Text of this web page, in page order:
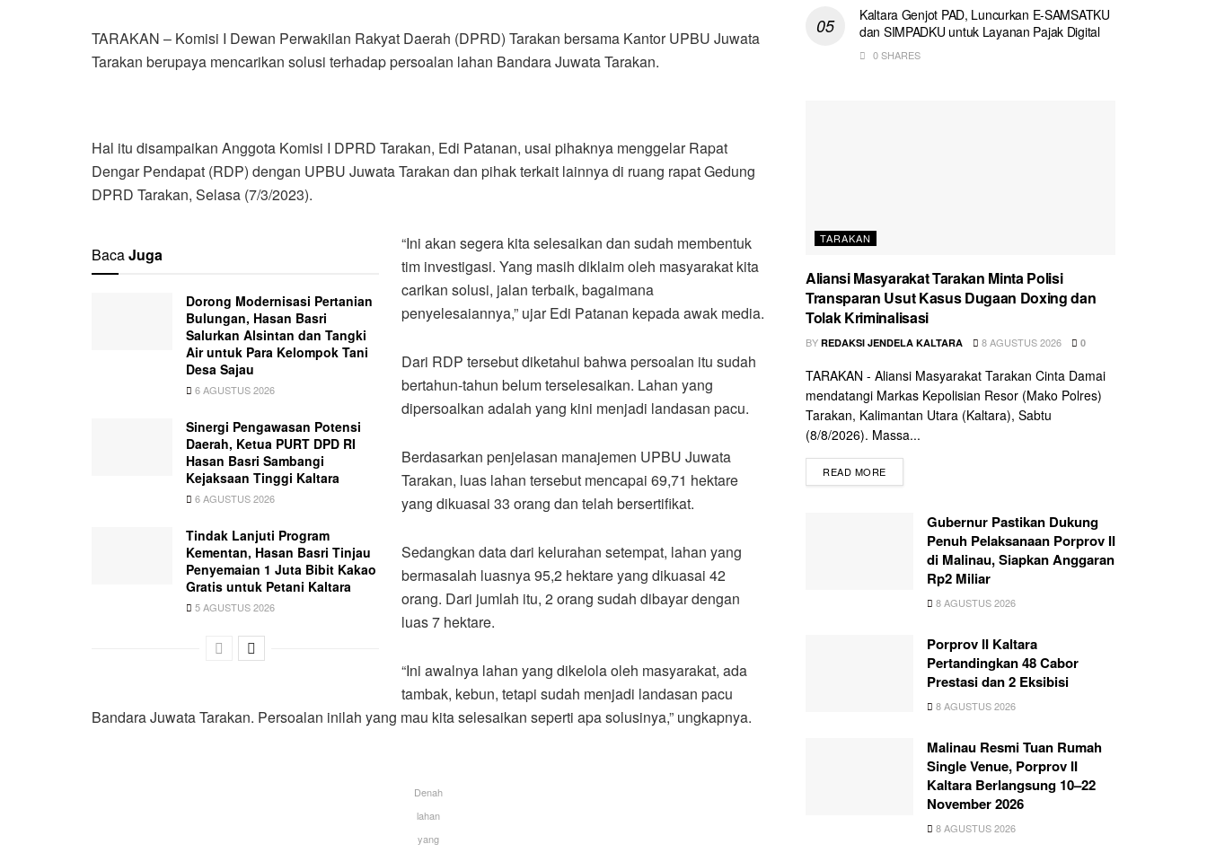
TARAKAN – Komisi I Dewan Perwakilan Rakyat Daerah (DPRD) Tarakan bersama Kantor UPBU Juwata
Tarakan berupaya mencarikan solusi terhadap persoalan lahan Bandara Juwata Tarakan.
Hal itu disampaikan Anggota Komisi I DPRD Tarakan, Edi Patanan, usai pihaknya menggelar Rapat
Dengar Pendapat (RDP) dengan UPBU Juwata Tarakan dan pihak terkait lainnya di ruang rapat Gedung
DPRD Tarakan, Selasa (7/3/2023).
BacaJuga
Dorong Modernisasi Pertanian
Bulungan, Hasan Basri
Salurkan Alsintan dan Tangki
Air untuk Para Kelompok Tani
Desa Sajau
6 AGUSTUS 2026
Sinergi Pengawasan Potensi
Daerah, Ketua PURT DPD RI
Hasan Basri Sambangi
Kejaksaan Tinggi Kaltara
6 AGUSTUS 2026
Tindak Lanjuti Program
Kementan, Hasan Basri Tinjau
Penyemaian 1 Juta Bibit Kakao
Gratis untuk Petani Kaltara
5 AGUSTUS 2026
“Ini akan segera kita selesaikan dan sudah membentuk
tim investigasi. Yang masih diklaim oleh masyarakat kita
carikan solusi, jalan terbaik, bagaimana
penyelesaiannya,” ujar Edi Patanan kepada awak media.
Dari RDP tersebut diketahui bahwa persoalan itu sudah
bertahun-tahun belum terselesaikan. Lahan yang
dipersoalkan adalah yang kini menjadi landasan pacu.
Berdasarkan penjelasan manajemen UPBU Juwata
Tarakan, luas lahan tersebut mencapai 69,71 hektare
yang dikuasai 33 orang dan telah bersertifikat.
Sedangkan data dari kelurahan setempat, lahan yang
bermasalah luasnya 95,2 hektare yang dikuasai 42
orang. Dari jumlah itu, 2 orang sudah dibayar dengan
luas 7 hektare.
“Ini awalnya lahan yang dikelola oleh masyarakat, ada
tambak, kebun, tetapi sudah menjadi landasan pacu
Bandara Juwata Tarakan. Persoalan inilah yang mau kita selesaikan seperti apa solusinya,” ungkapnya.
Denah
lahan
yang
Kaltara Genjot PAD, Luncurkan E-SAMSATKU
dan SIMPADKU untuk Layanan Pajak Digital
0 SHARES
TARAKAN
Aliansi Masyarakat Tarakan Minta Polisi
Transparan Usut Kasus Dugaan Doxing dan
Tolak Kriminalisasi
BY REDAKSI JENDELA KALTARA 8 AGUSTUS 2026 0
TARAKAN - Aliansi Masyarakat Tarakan Cinta Damai
mendatangi Markas Kepolisian Resor (Mako Polres)
Tarakan, Kalimantan Utara (Kaltara), Sabtu
(8/8/2026). Massa...
READ MORE
Gubernur Pastikan Dukung
Penuh Pelaksanaan Porprov II
di Malinau, Siapkan Anggaran
Rp2 Miliar
8 AGUSTUS 2026
Porprov II Kaltara
Pertandingkan 48 Cabor
Prestasi dan 2 Eksibisi
8 AGUSTUS 2026
Malinau Resmi Tuan Rumah
Single Venue, Porprov II
Kaltara Berlangsung 10–22
November 2026
8 AGUSTUS 2026